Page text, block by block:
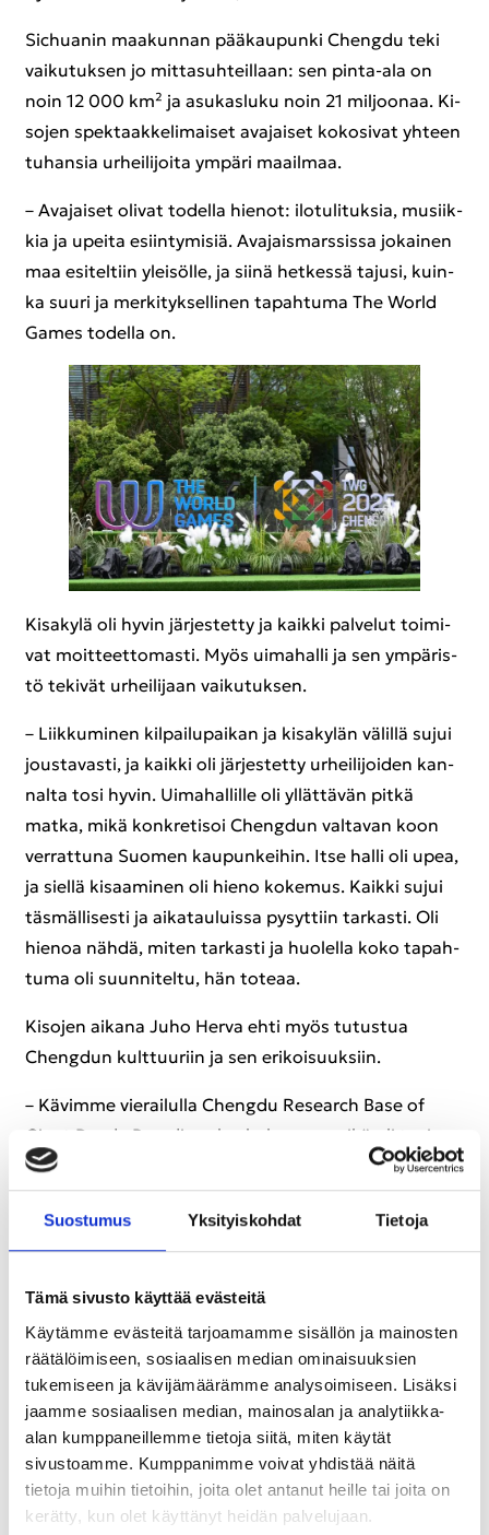
Suos­tu­mus Yk­si­tyis­koh­dat Tie­to­ja
Tämä sivusto käyttää evästeitä
Käytämme evästeitä tarjoamamme sisällön ja mainosten
räätälöimiseen, sosiaalisen median ominaisuuksien
tukemiseen ja kävijämäärämme analysoimiseen. Lisäksi
jaamme sosiaalisen median, mainosalan ja analytiikka-
alan kumppaneillemme tietoja siitä, miten käytät
sivustoamme. Kumppanimme voivat yhdistää näitä
tietoja muihin tietoihin, joita olet antanut heille tai joita on
kerätty, kun olet käyttänyt heidän palvelujaan.
Sic­hua­nin maa­kun­nan pää­kau­pun­ki Cheng­du teki
vai­ku­tuk­sen jo mit­ta­suh­teil­laan: sen pinta-​ala on
noin 12 000 km² ja asu­kas­lu­ku noin 21 mil­joo­naa. Ki­
so­jen spek­taak­ke­li­mai­set ava­jai­set ko­ko­si­vat yh­teen
tu­han­sia ur­hei­li­joi­ta ym­pä­ri maa­il­maa.
– Ava­jai­set oli­vat to­del­la hie­not: ilo­tu­li­tuk­sia, musiik­
kia ja upei­ta esiin­ty­mi­siä. Ava­jais­mars­sis­sa jo­kai­nen
maa esi­tel­tiin ylei­söl­le, ja siinä het­kes­sä ta­jusi, kuin­
ka suuri ja mer­ki­tyk­sel­li­nen ta­pah­tu­ma The World
Games to­del­la on.
Ki­sa­ky­lä oli hyvin jär­jes­tet­ty ja kaik­ki pal­ve­lut toi­mi­
vat moit­teet­to­mas­ti. Myös ui­ma­hal­li ja sen ym­pä­ris­
tö te­ki­vät ur­hei­li­jaan vai­ku­tuk­sen.
– Liik­ku­mi­nen kil­pai­lu­pai­kan ja ki­sa­ky­län vä­lil­lä sujui
jous­ta­vas­ti, ja kaik­ki oli jär­jes­tet­ty ur­hei­li­joi­den kan­
nal­ta tosi hyvin. Ui­ma­hal­lil­le oli yl­lät­tä­vän pitkä
matka, mikä kon­kre­ti­soi Cheng­dun val­ta­van koon
ver­rat­tu­na Suo­men kau­pun­kei­hin. Itse halli oli upea,
ja siel­lä ki­saa­mi­nen oli hieno ko­ke­mus. Kaik­ki sujui
täs­mäl­li­ses­ti ja ai­ka­tau­luis­sa py­syt­tiin tar­kas­ti. Oli
hie­noa nähdä, miten tar­kas­ti ja huo­lel­la koko ta­pah­
tu­ma oli suun­ni­tel­tu, hän to­te­aa.
Ki­so­jen ai­ka­na Juho Herva ehti myös tu­tus­tua
Cheng­dun kult­tuu­riin ja sen eri­koi­suuk­siin.
– Kä­vim­me vie­rai­lul­la Cheng­du Re­search Base of
Giant Panda Bree­ding -​keskuksessa, mikä oli tosi
hieno ko­ke­mus. Pan­dat oli­vat sym­paat­ti­sia, ja opas
ker­toi mie­len­kiin­toi­sia asioi­ta pait­si pan­dois­ta myös
Cheng­dun kult­tuu­ris­ta ja his­to­rias­ta.